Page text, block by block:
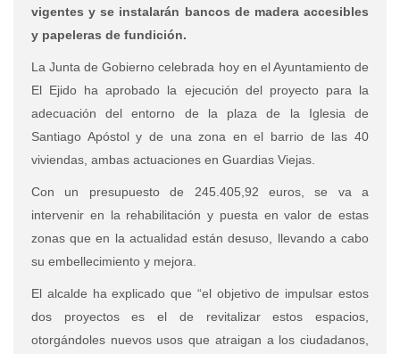
vigentes y se instalarán bancos de madera accesibles
y papeleras de fundición.
La Junta de Gobierno celebrada hoy en el Ayuntamiento de
El Ejido ha aprobado la ejecución del proyecto para la
adecuación del entorno de la plaza de la Iglesia de
Santiago Apóstol y de una zona en el barrio de las 40
viviendas, ambas actuaciones en Guardias Viejas.
Con un presupuesto de 245.405,92 euros, se va a
intervenir en la rehabilitación y puesta en valor de estas
zonas que en la actualidad están desuso, llevando a cabo
su embellecimiento y mejora.
El alcalde ha explicado que “el objetivo de impulsar estos
dos proyectos es el de revitalizar estos espacios,
otorgándoles nuevos usos que atraigan a los ciudadanos,